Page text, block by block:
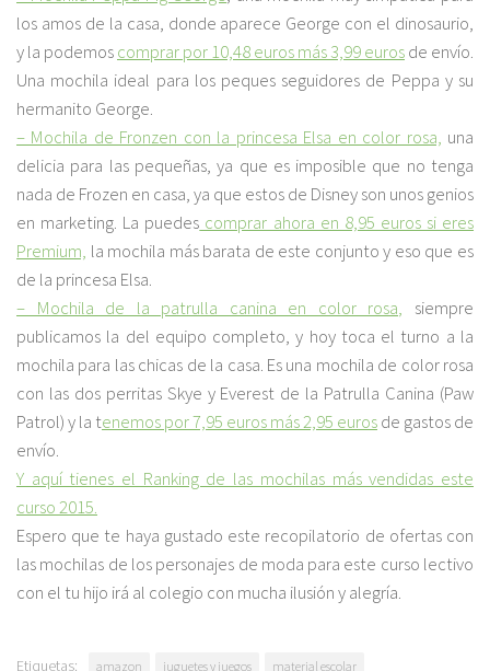
los amos de la casa, donde aparece George con el dinosaurio,
y la podemoscomprar por 10,48 euros más 3,99 eurosde envío.
Una mochila ideal para los peques seguidores de Peppa y su
hermanito George.
– Mochila de Fronzen con la princesa Elsa en color rosa, una
delicia para las pequeñas, ya que es imposible que no tenga
nada de Frozen en casa, ya que estos de Disney son unos genios
en marketing. La puedes comprar ahora en 8,95 euros si eres
Premium, la mochila más barata de este conjunto y eso que es
de la princesa Elsa.
– Mochila de la patrulla canina en color rosa, siempre
publicamos la del equipo completo, y hoy toca el turno a la
mochila para las chicas de la casa. Es una mochila de color rosa
con las dos perritas Skye y Everest de la Patrulla Canina (Paw
Patrol) y la tenemos por 7,95 euros más 2,95 eurosde gastos de
envío.
Y aquí tienes el Ranking de las mochilas más vendidas este
curso 2015.
Espero que te haya gustado este recopilatorio de ofertas con
las mochilas de los personajes de moda para este curso lectivo
con el tu hijo irá al colegio con mucha ilusión y alegría.
Etiquetas: amazon juguetes y juegos
material escolar